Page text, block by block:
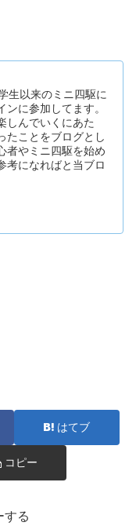
生以来のミニ四駆に
に参加してます。
しんでいくにあた
たことをブログとし
者やミニ四駆を始め
考になればと当ブロ
はてブ
コピー
する